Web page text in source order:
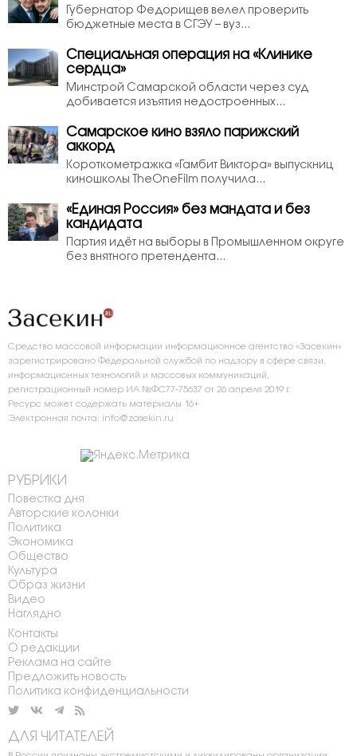
Губернатор Федорищев велел проверить
бюджетные места в СГЭУ – вуз...
Специальная операция на «Клинике
сердца»
Минстрой Самарской области через суд
добивается изъятия недостроенных...
Самарское кино взяло парижский
аккорд
Короткометражка «Гамбит Виктора» выпускниц
киношколы TheOneFilm получила...
«Единая Россия» без мандата и без
кандидата
Партия идёт на выборы в Промышленном округе
без внятного претендента...
Средство массовой информации информационное агентство «Засекин»
зарегистрировано Федеральной службой по надзору в сфере связи,
информационных технологий и массовых коммуникаций,
регистрационный номер ИА №ФС77-75637 от 26 апреля 2019 г.
Ресурс может содержать материалы 16+
Электронная почта: info@zasekin.ru
РУБРИКИ
Повестка дня
Авторские колонки
Политика
Экономика
Общество
Культура
Образ жизни
Видео
Наглядно
Контакты
О редакции
Реклама на сайте
Предложить новость
Политика конфиденциальности
ДЛЯ ЧИТАТЕЛЕЙ